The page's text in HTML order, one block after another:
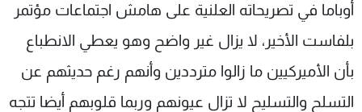
أوباما في تصريحاته العلنية على هامش اجتماعات مؤتمر
بلفاست الأخير، لا يزال غير واضح وهو يعطي الانطباع
بأن الأميركيين ما زالوا مترددين وأنهم رغم حديثهم عن
التسلح والتسليح لا تزال عيونهم وربما قلوبهم أيضا تتجه